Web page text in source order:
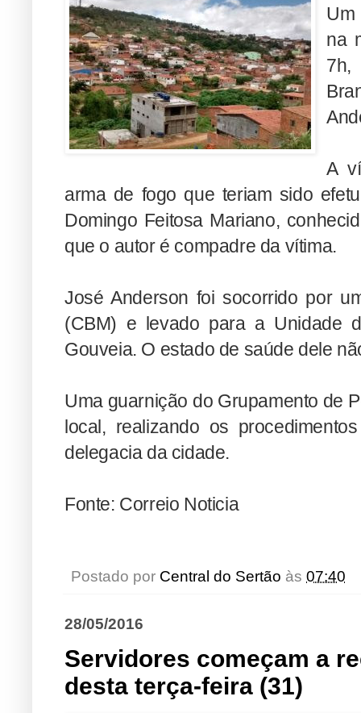
Um
na
7h,
A
arma de fogo que teriam sido
Domingo Feitosa Mariano,
que o autor é compadre da vítima.
José Anderson foi socorrido por
(CBM) e levado para a Unidade
Gouveia. O estado de saúde dele
Uma guarnição do Grupamento de
local, realizando os
delegacia da cidade.
Fonte: Correio Noticia
Postado por Central do Sertão às 07:40
28/05/2016
Servidores começam a
desta terça-feira (31)